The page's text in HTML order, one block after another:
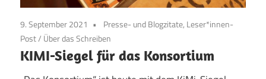
9. September 2021
Presse- und Blogzitate, Leser*innen-
Post/ Über das Schreiben
KIMI-Siegel für das Konsortium